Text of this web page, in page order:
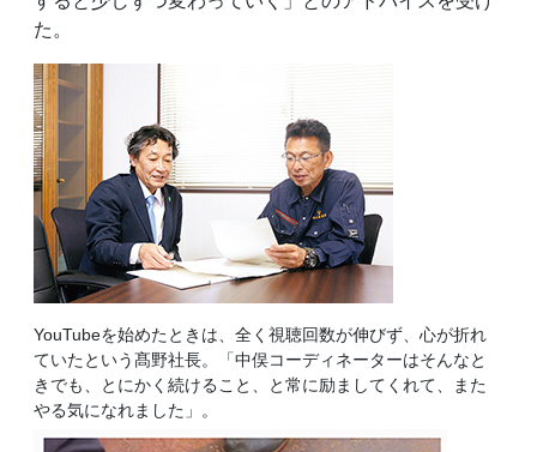
た。
YouTubeを始めたときは、全く視聴回数が伸びず、心が折れ
ていたという髙野社長。「中俣コーディネーターはそんなと
きでも、とにかく続けること、と常に励ましてくれて、また
やる気になれました」。